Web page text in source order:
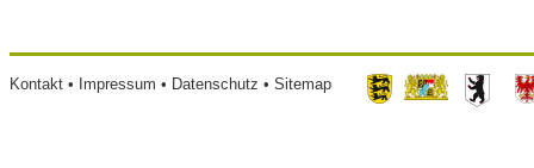
Footer
Kontakt Impressum Datenschutz Sitemap